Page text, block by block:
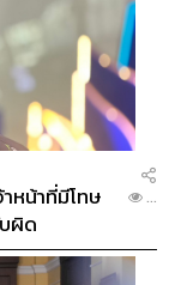
หน้าที่มีโทษ
ผิด
...